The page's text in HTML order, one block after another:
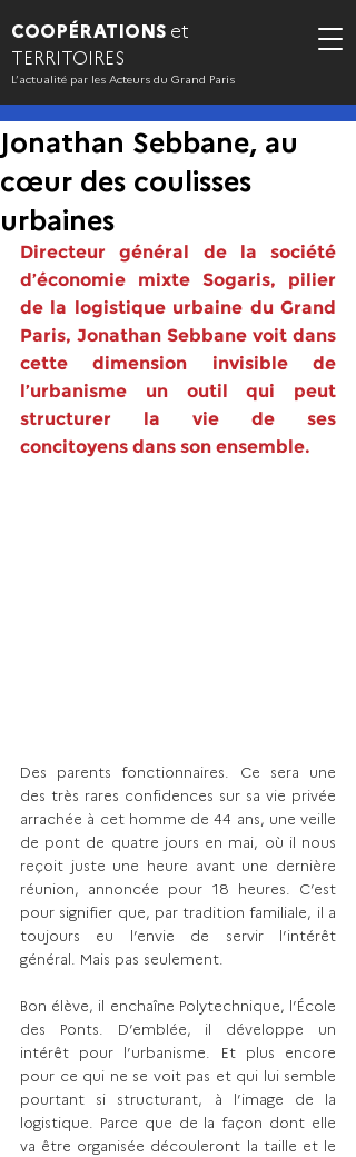
L’actualité par les Acteurs du Grand Paris
COOPÉRATIONS et
TERRITOIRES
Jonathan Sebbane, au
cœur des coulisses
urbaines
Directeur général de la société
d’économie mixte Sogaris, pilier
de la logistique urbaine du Grand
Paris, Jonathan Sebbane voit dans
cette dimension invisible de
l’urbanisme un outil qui peut
structurer la vie de ses
concitoyens dans son ensemble.
Des parents fonctionnaires. Ce sera une
des très rares confidences sur sa vie privée
arrachée à cet homme de 44 ans, une veille
de pont de quatre jours en mai, où il nous
reçoit juste une heure avant une dernière
réunion, annoncée pour 18 heures. C’est
pour signifier que, par tradition familiale, il a
toujours eu l’envie de servir l’intérêt
général. Mais pas seulement.
Bon élève, il enchaîne Polytechnique, l’École
des Ponts. D’emblée, il développe un
intérêt pour l’urbanisme. Et plus encore
pour ce qui ne se voit pas et qui lui semble
pourtant si structurant, à l’image de la
logistique. Parce que de la façon dont elle
va être organisée découleront la taille et le